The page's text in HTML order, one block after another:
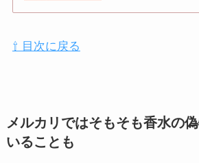
⇧ 目次に戻る
メルカリではそもそも香水の
いることも